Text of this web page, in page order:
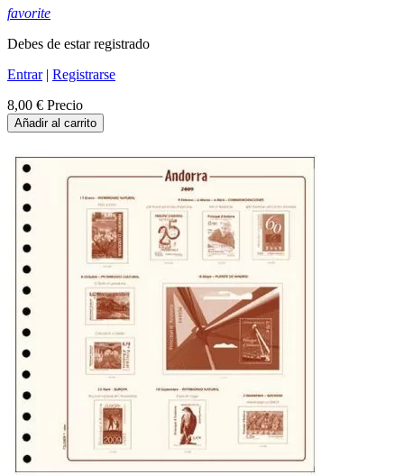
favorite
Debes de estar registrado
Entrar| Registrarse
8,00 € Precio
Añadir al carrito